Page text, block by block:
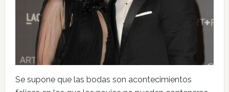
Se supone que las bodas son acontecimientos